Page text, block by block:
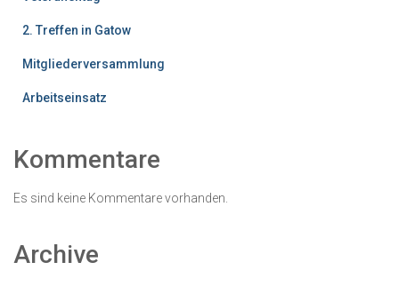
2. Treffen in Gatow
Mitgliederversammlung
Arbeitseinsatz
Kommentare
Es sind keine Kommentare vorhanden.
Archive